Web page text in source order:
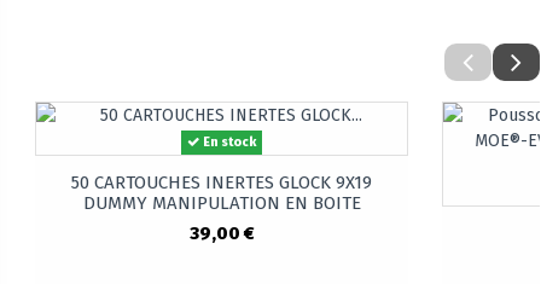
En stock
50 CARTOUCHES INERTES GLOCK 9X19
DUMMY MANIPULATION EN BOITE
39,00 €